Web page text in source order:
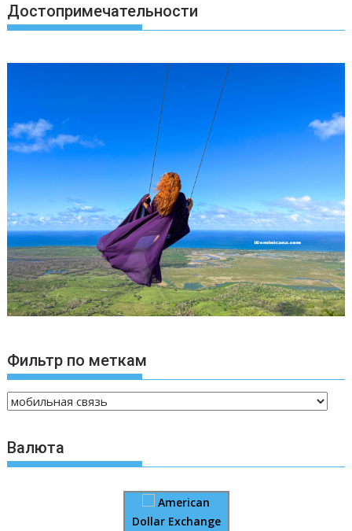
Достопримечательности
Фильтр по меткам
Валюта
American
Dollar Exchange